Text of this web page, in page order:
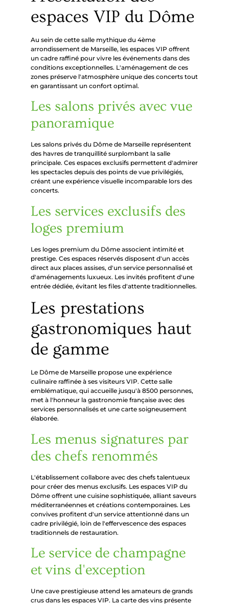
espaces VIP du Dôme
Au sein de cette salle mythique du 4ème
arrondissement de Marseille, les espaces VIP offrent
un cadre raffiné pour vivre les événements dans des
conditions exceptionnelles. L'aménagement de ces
zones préserve l'atmosphère unique des concerts tout
en garantissant un confort optimal.
Les salons privés avec vue
panoramique
Les salons privés du Dôme de Marseille représentent
des havres de tranquillité surplombant la salle
principale. Ces espaces exclusifs permettent d'admirer
les spectacles depuis des points de vue privilégiés,
créant une expérience visuelle incomparable lors des
concerts.
Les services exclusifs des
loges premium
Les loges premium du Dôme associent intimité et
prestige. Ces espaces réservés disposent d'un accès
direct aux places assises, d'un service personnalisé et
d'aménagements luxueux. Les invités profitent d'une
entrée dédiée, évitant les files d'attente traditionnelles.
Les prestations
gastronomiques haut
de gamme
Le Dôme de Marseille propose une expérience
culinaire raffinée à ses visiteurs VIP. Cette salle
emblématique, qui accueille jusqu'à 8500 personnes,
met à l'honneur la gastronomie française avec des
services personnalisés et une carte soigneusement
élaborée.
Les menus signatures par
des chefs renommés
L'établissement collabore avec des chefs talentueux
pour créer des menus exclusifs. Les espaces VIP du
Dôme offrent une cuisine sophistiquée, alliant saveurs
méditerranéennes et créations contemporaines. Les
convives profitent d'un service attentionné dans un
cadre privilégié, loin de l'effervescence des espaces
traditionnels de restauration.
Le service de champagne
et vins d'exception
Une cave prestigieuse attend les amateurs de grands
crus dans les espaces VIP. La carte des vins présente